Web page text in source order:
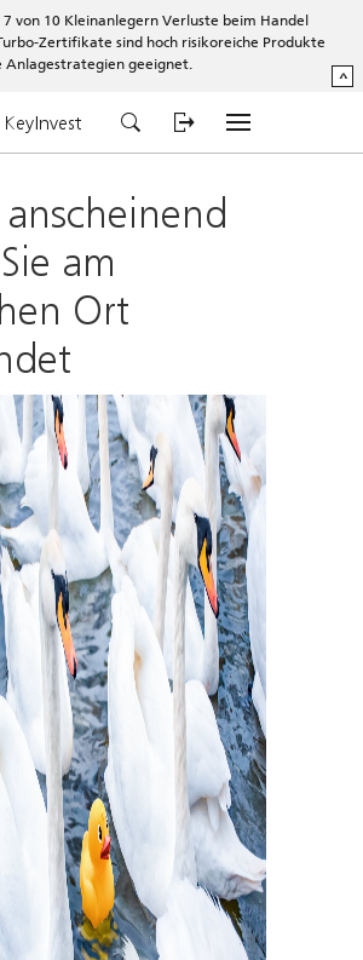
von 10 Kleinanlegern Verluste beim Handel
Zertifikate sind hoch risikoreiche Produkte
geeignet.
^
KeyInvest
am
Ort